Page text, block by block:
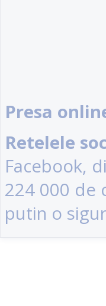
Presa
Retelele
Facebook,
224 000 de
putin o